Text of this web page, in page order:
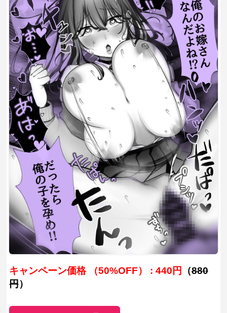
キャンペーン価格 （50%OFF） : 440円 （880
円）